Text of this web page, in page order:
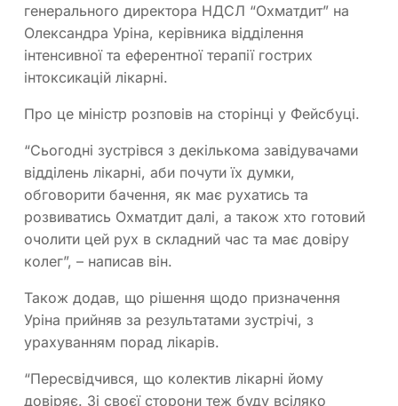
генерального директора НДСЛ “Охматдит” на
Олександра Уріна, керівника відділення
інтенсивної та еферентної терапії гострих
інтоксикацій лікарні.
Про це міністр розповів на сторінці у Фейсбуці.
“Сьогодні зустрівся з декількома завідувачами
відділень лікарні, аби почути їх думки,
обговорити бачення, як має рухатись та
розвиватись Охматдит далі, а також хто готовий
очолити цей рух в складний час та має довіру
колег”, – написав він.
Також додав, що рішення щодо призначення
Уріна прийняв за результатами зустрічі, з
урахуванням порад лікарів.
“Пересвідчився, що колектив лікарні йому
довіряє. Зі своєї сторони теж буду всіляко